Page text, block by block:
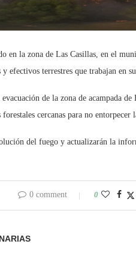
en la zona de Las Casillas, en el
efectivos terrestres que trabajan en
de la zona de acampada
cercanas para no entorpecer
del fuego y actualizarán la
0 comment 0